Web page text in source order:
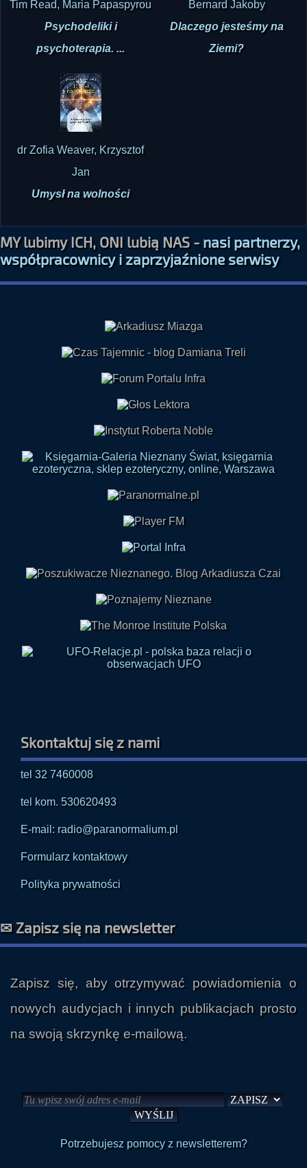
Tim Read, Maria Papaspyrou
Psychodeliki i
psychoterapia. ...
Bernard Jakoby
Dlaczego jesteśmy na
Ziemi?
dr Zofia Weaver, Krzysztof
Jan
Umysł na wolności
MY lubimy ICH, ONI lubią NAS -nasi partnerzy,
współpracownicy i zaprzyjaźnione serwisy
Skontaktuj się z nami
tel 32 7460008
tel kom. 530620493
E-mail: radio@paranormalium.pl
Formularz kontaktowy
Polityka prywatności
✉ Zapisz się na newsletter
Zapisz się, aby otrzymywać powiadomienia o
nowych audycjach i innych publikacjach prosto
na swoją skrzynkę e-mailową.
Potrzebujesz pomocy z newsletterem?